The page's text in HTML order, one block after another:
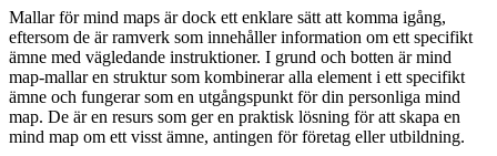
Mallar för mind maps är dock ett enklare sätt att komma igång,
eftersom de är ramverk som innehåller information om ett specifikt
ämne med vägledande instruktioner. I grund och botten är mind
map-mallar en struktur som kombinerar alla element i ett specifikt
ämne och fungerar som en utgångspunkt för din personliga mind
map. De är en resurs som ger en praktisk lösning för att skapa en
mind map om ett visst ämne, antingen för företag eller utbildning.